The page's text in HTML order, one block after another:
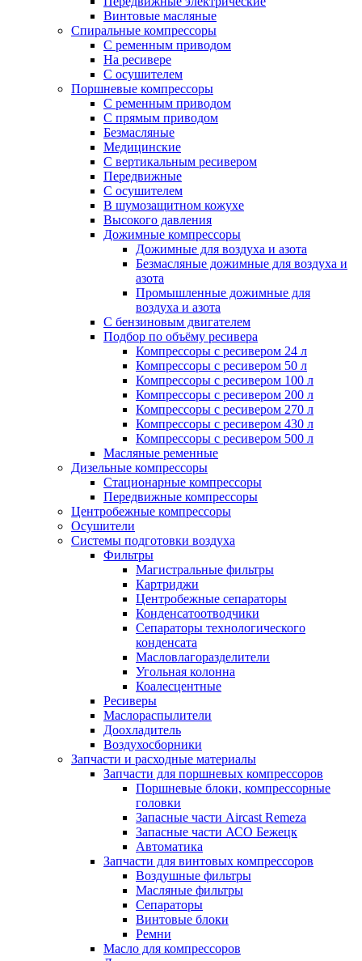
Винтовые масляные
Спиральные компрессоры
С ременным приводом
На ресивере
С осушителем
Поршневые компрессоры
С ременным приводом
С прямым приводом
Безмасляные
Медицинские
С вертикальным ресивером
Передвижные
С осушителем
В шумозащитном кожухе
Высокого давления
Дожимные компрессоры
Дожимные для воздуха и азота
Безмасляные дожимные для воздуха и
азота
Промышленные дожимные для
воздуха и азота
С бензиновым двигателем
Подбор по объёму ресивера
Компрессоры с ресивером 24 л
Компрессоры с ресивером 50 л
Компрессоры с ресивером 100 л
Компрессоры с ресивером 200 л
Компрессоры с ресивером 270 л
Компрессоры с ресивером 430 л
Компрессоры с ресивером 500 л
Масляные ременные
Дизельные компрессоры
Стационарные компрессоры
Передвижные компрессоры
Центробежные компрессоры
Осушители
Системы подготовки воздуха
Фильтры
Магистральные фильтры
Картриджи
Центробежные сепараторы
Конденсатоотводчики
Сепараторы технологического
конденсата
Масловлагоразделители
Угольная колонна
Коалесцентные
Ресиверы
Маслораспылители
Доохладитель
Воздухосборники
Запчасти и расходные материалы
Запчасти для поршневых компрессоров
Поршневые блоки, компрессорные
головки
Запасные части Aircast Remeza
Запасные части АСО Бежецк
Автоматика
Запчасти для винтовых компрессоров
Воздушные фильтры
Масляные фильтры
Сепараторы
Винтовые блоки
Ремни
Масло для компрессоров